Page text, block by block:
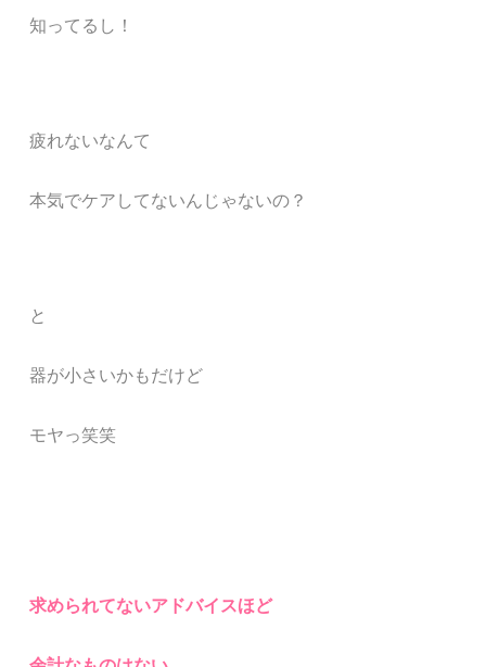
知ってるし！
疲れないなんて
本気でケアしてないんじゃないの？
と
器が小さいかもだけど
モヤっ笑笑
求められてないアドバイスほど